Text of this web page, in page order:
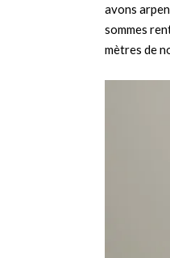
avons
sommes
mètres de